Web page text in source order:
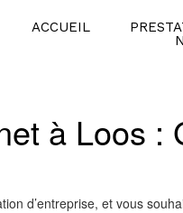
ACCUEIL
à Loos :
d’entreprise, et vous